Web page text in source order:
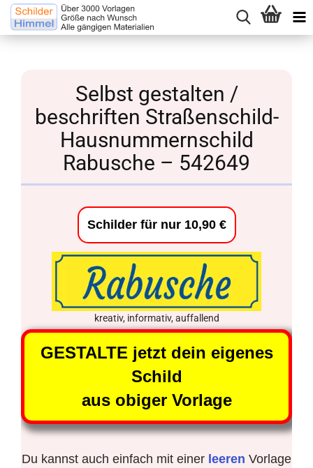
Selbst gestalten /
beschriften Straßenschild-
Hausnummernschild
Rabusche – 542649
Schilder für nur 10,90 €
kreativ, informativ, auffallend
GESTALTE jetzt dein eigenes
Schild
aus obiger Vorlage
Du kannst auch einfach mit einer leeren Vorlage